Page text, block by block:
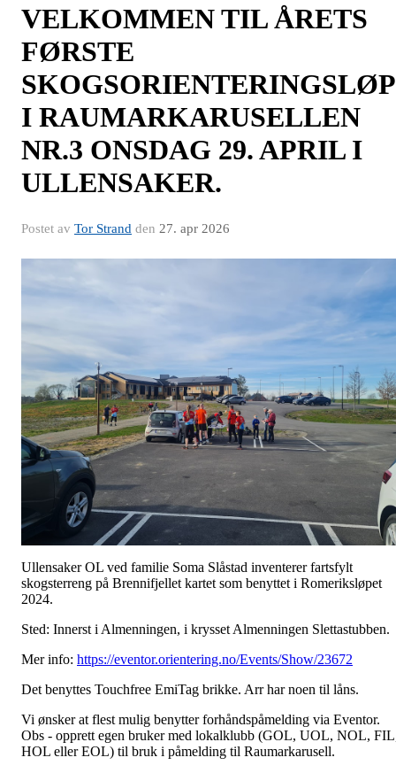
VELKOMMEN TIL ÅRETS
FØRSTE
SKOGSORIENTERINGSLØP
I RAUMARKARUSELLEN
NR.3 ONSDAG 29. APRIL I
ULLENSAKER.
Postet av Tor Strand den 27. apr 2026
Ullensaker OL ved familie Soma Slåstad inventerer fartsfylt
skogsterreng på Brennifjellet kartet som benyttet i Romeriksløpet
2024.
Sted: Innerst i Almenningen, i krysset Almenningen Slettastubben.
Mer info: https://eventor.orientering.no/Events/Show/23672
Det benyttes Touchfree EmiTag brikke. Arr har noen til låns.
Vi ønsker at flest mulig benytter forhåndspåmelding via Eventor.
Obs - opprett egen bruker med lokalklubb (GOL, UOL, NOL,
HOL eller EOL) til bruk i påmelding til Raumarkarusell.